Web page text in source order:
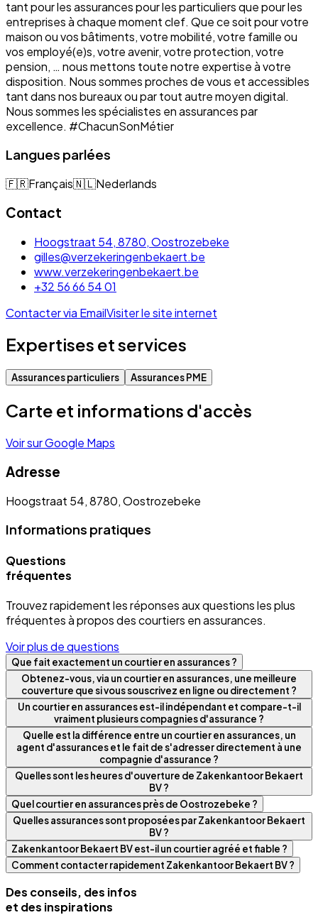
tant pour les assurances pour les particuliers que pour les
entreprises à chaque moment clef. Que ce soit pour votre
maison ou vos bâtiments, votre mobilité, votre famille ou
vos employé(e)s, votre avenir, votre protection, votre
pension, … nous mettons toute notre expertise à votre
disposition. Nous sommes proches de vous et accessibles
tant dans nos bureaux ou par tout autre moyen digital.
Nous sommes les spécialistes en assurances par
excellence. #ChacunSonMétier
Langues parlées
🇫🇷Français🇳🇱Nederlands
Contact
Hoogstraat 54, 8780, Oostrozebeke
gilles@verzekeringenbekaert.be
www.verzekeringenbekaert.be
+32 56 66 54 01
Contacter via EmailVisiter le site internet
Expertises et services
Assurances particuliers Assurances PME
Carte et informations d'accès
Voir sur Google Maps
Adresse
Hoogstraat 54, 8780, Oostrozebeke
Informations pratiques
Questions
fréquentes
Trouvez rapidement les réponses aux questions les plus
fréquentes à propos des courtiers en assurances.
Voir plus de questions
Que fait exactement un courtier en assurances ?
Obtenez-vous, via un courtier en assurances, une meilleure
couverture que si vous souscrivez en ligne ou directement ?
Un courtier en assurances est-il indépendant et compare-t-il
vraiment plusieurs compagnies d'assurance ?
Quelle est la différence entre un courtier en assurances, un
agent d'assurances et le fait de s'adresser directement à une
compagnie d'assurance ?
Quelles sont les heures d'ouverture de Zakenkantoor Bekaert
BV ?
Quel courtier en assurances près de Oostrozebeke ?
Quelles assurances sont proposées par Zakenkantoor Bekaert
BV ?
Zakenkantoor Bekaert BV est-il un courtier agréé et fiable ?
Comment contacter rapidement Zakenkantoor Bekaert BV ?
Des conseils, des infos
et des inspirations